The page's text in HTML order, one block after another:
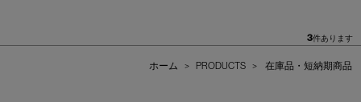
3件あります
ホーム > PRODUCTS > 在庫品・短納期商品